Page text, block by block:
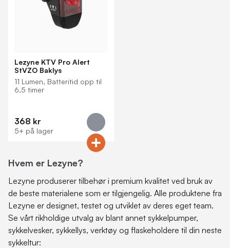
Lezyne KTV Pro Alert
StVZO Baklys
11 Lumen, Batteritid opp til
6,5 timer
368 kr
5+ på lager
Hvem er Lezyne?
Lezyne produserer tilbehør i premium kvalitet ved bruk av
de beste materialene som er tilgjengelig. Alle produktene fra
Lezyne er designet, testet og utviklet av deres eget team.
Se vårt rikholdige utvalg av blant annet sykkelpumper,
sykkelvesker, sykkellys, verktøy og flaskeholdere til din neste
sykkeltur: